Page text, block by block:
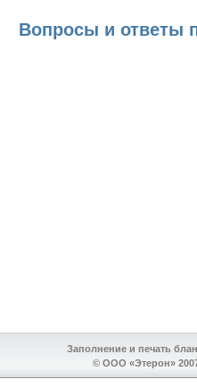
Вопросы и ответы
Заполнение и печать
© ООО «Этерон»